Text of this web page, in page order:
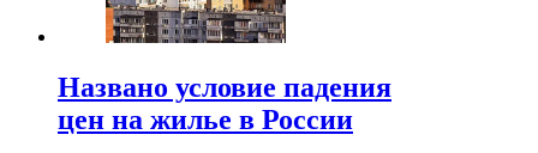
Названо условие падения
цен на жилье в России